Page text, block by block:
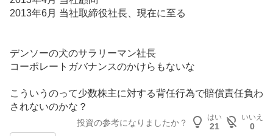
2013年6月 当社取締役社長、現在に至る
デンソーの犬のサラリーマン社長
コーポレートガバナンスのかけらもないな
こういうのって少数株主に対する背任行為で賠償責任負わ
されないのかな？
投資の参考になりましたか？
はい
21
いいえ
0